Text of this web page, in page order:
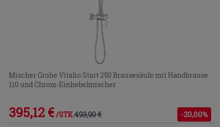
Mischer Grohe Vitalio Start 250 Brausesäule mit Handbrause
110 und Chrom-Einhebelmischer
395,12 € /STK.493,90 € -20,00%